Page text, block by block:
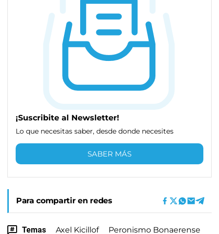
¡Suscribite al Newsletter!
Lo que necesitas saber, desde donde necesites
SABER MÁS
Para compartir en redes
Temas Axel Kicillof Peronismo Bonaerense